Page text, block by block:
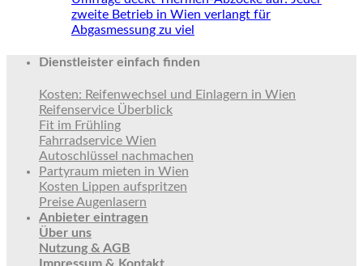
zweite Betrieb in Wien verlangt für
Abgasmessung zu viel
Dienstleister einfach finden
Kosten: Reifenwechsel und Einlagern in Wien
Reifenservice Überblick
Fit im Frühling
Fahrradservice Wien
Autoschlüssel nachmachen
Partyraum mieten in Wien
Kosten Lippen aufspritzen
Preise Augenlasern
Anbieter eintragen
Über uns
Nutzung & AGB